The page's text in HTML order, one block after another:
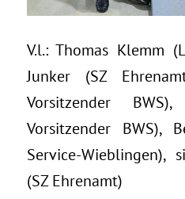
V.l.: Thomas Klemm
Junker (SZ
Vorsitzender
Vorsitzender BWS),
Service-Wieblingen),
(SZ Ehrenamt)